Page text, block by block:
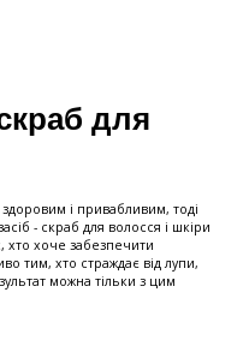
для
і привабливим, тоді
- скраб для волосся і шкіри
хто хоче забезпечити
тим, хто страждає від лупи,
можна тільки з цим